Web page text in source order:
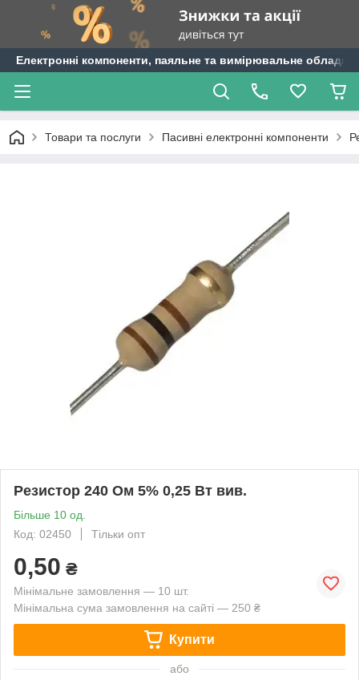
Електронні компоненти, паяльне та вимірювальне
Товари та послуги Пасивні електронні компоненти
Резистор 240 Ом 5% 0,25 Вт вив.
Більше 10 од.
Код: 02450
Тільки опт
0,50 ₴
Мінімальне замовлення — 10 шт.
Мінімальна сума замовлення на сайті — 250 ₴
Купити
або